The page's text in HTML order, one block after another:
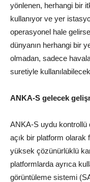
yönlenen, herhangi bir
kullanıyor ve yer
operasyonel hale
dünyanın herhangi bir
olmadan, sadece
suretiyle
ANKA-S gelecek
ANKA-S uydu kontrollü
açık bir platform olarak
yüksek çözünürlüklü
platformlarda ayrıca
görüntüleme sistemi